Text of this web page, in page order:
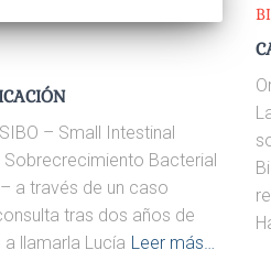
– Small Intestinal
Sobrecrecimiento Bacterial
a través de un caso
tras dos años de
llamarla Lucía Leer más…